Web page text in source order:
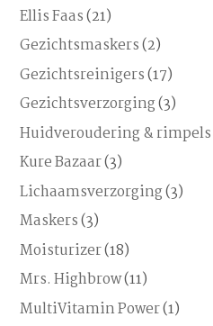
Ellis Faas(21)
Gezichtsmaskers(2)
Gezichtsreinigers(17)
Gezichtsverzorging(3)
Huidveroudering & rimpels
Kure Bazaar(3)
Lichaamsverzorging(3)
Maskers(3)
Moisturizer(18)
Mrs. Highbrow(11)
MultiVitamin Power(1)